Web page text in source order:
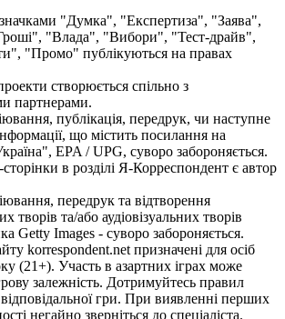
"Думка", "Експертиза", "Заява",
"Влада", "Вибори", "Тест-драйв",
"Промо" публікуються на правах
створюється спільно з
партнерами.
публікація, передрук, чи наступне
що містить посилання на
EPA / UPG, суворо забороняється.
в розділі Я-Корреспондент є автор
передрук та відтворення
творів та/або аудіовізуальних творів
Getty Images - суворо забороняється.
korrespondent.net призначені для осіб
(21+). Участь в азартних іграх може
залежність. Дотримуйтесь правил
гри. При виявленні перших
негайно зверніться до спеціаліста.